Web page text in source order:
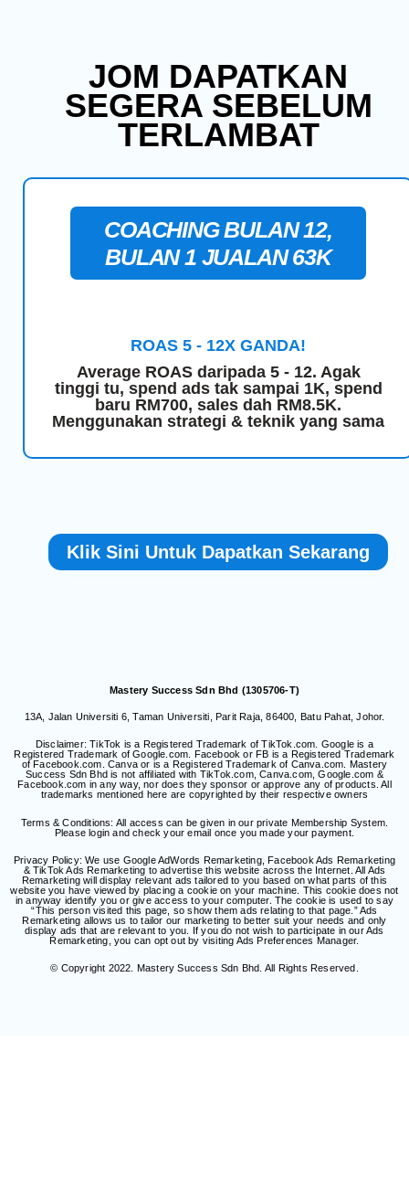
JOM DAPATKAN
SEGERA SEBELUM
TERLAMBAT
COACHING BULAN 12,
BULAN 1 JUALAN 63K
ROAS 5 - 12X GANDA!
Average ROAS daripada 5 - 12. Agak
tinggi tu, spend ads tak sampai 1K, spend
baru RM700, sales dah RM8.5K.
Menggunakan strategi & teknik yang sama
Klik Sini Untuk Dapatkan Sekarang
Mastery Success Sdn Bhd (1305706-T)
13A, Jalan Universiti 6, Taman Universiti, Parit Raja, 86400, Batu Pahat, Johor.
Disclaimer: TikTok is a Registered Trademark of TikTok.com. Google is a
Registered Trademark of Google.com. Facebook or FB is a Registered Trademark
of Facebook.com. Canva or is a Registered Trademark of Canva.com. Mastery
Success Sdn Bhd is not affiliated with TikTok.com, Canva.com, Google.com &
Facebook.com in any way, nor does they sponsor or approve any of products. All
trademarks mentioned here are copyrighted by their respective owners
Terms & Conditions: All access can be given in our private Membership System.
Please login and check your email once you made your payment.
Privacy Policy: We use Google AdWords Remarketing, Facebook Ads Remarketing
& TikTok Ads Remarketing to advertise this website across the Internet. All Ads
Remarketing will display relevant ads tailored to you based on what parts of this
website you have viewed by placing a cookie on your machine. This cookie does not
in anyway identify you or give access to your computer. The cookie is used to say
“This person visited this page, so show them ads relating to that page.” Ads
Remarketing allows us to tailor our marketing to better suit your needs and only
display ads that are relevant to you. If you do not wish to participate in our Ads
Remarketing, you can opt out by visiting Ads Preferences Manager.
©️ Copyright 2022. Mastery Success Sdn Bhd. All Rights Reserved.